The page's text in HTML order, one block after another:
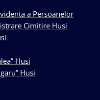
a Persoanelor
Cimitire Husi
Husi
Husi